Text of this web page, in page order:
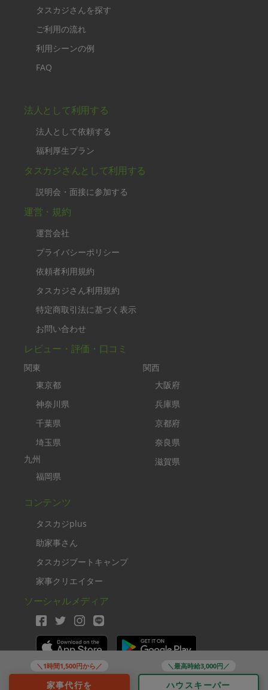
＼1時間1,500円から／
家事代行を
＼最高時給3,000円／
ハウスキーパー
タスカジさんを探す
ご利用の流れ
利用シーンの例
FAQ
法人として利用する
法人として依頼する
福利厚生プラン
タスカジさんとして利用する
説明会・面接に参加する
運営・規約
運営会社
プライバシーポリシー
依頼者利用規約
タスカジさん利用規約
特定商取引法に基づく表示
お問い合わせ
レビュー・評価・口コミ
関東
東京都
神奈川県
千葉県
埼玉県
九州
福岡県
関西
大阪府
兵庫県
京都府
奈良県
滋賀県
コンテンツ
タスカジplus
助家事さん
タスカジブートキャンプ
家事クリエイター
ソーシャルメディア